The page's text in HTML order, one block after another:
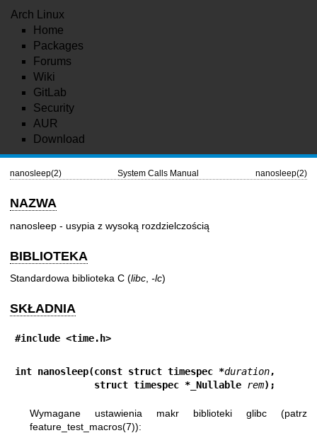
Arch Linux
Home
Packages
Forums
Wiki
GitLab
Security
AUR
Download
nanosleep(2) System Calls Manual nanosleep(2)
NAZWA
nanosleep - usypia z wysoką rozdzielczością
BIBLIOTEKA
Standardowa biblioteka C (libc -lc)
SKŁADNIA
#include <time.h>
int nanosleep(const struct timespec *duration,
              struct timespec *_Nullable
rem);
Wymagane ustawienia makr biblioteki glibc (patrz
feature_test_macros(7)):